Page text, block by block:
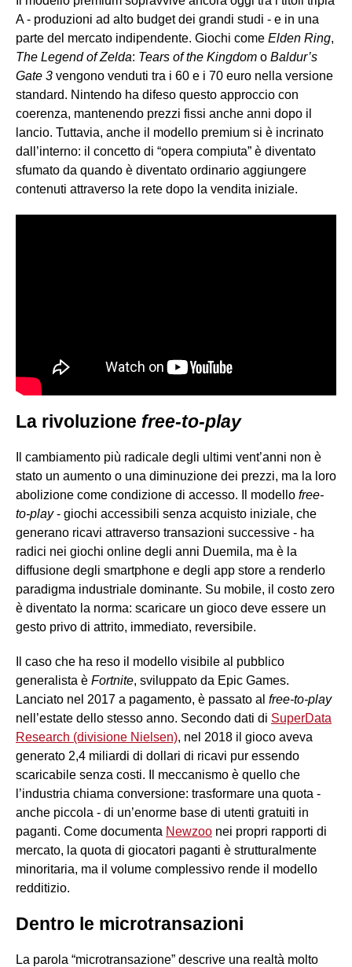
A - produzioni ad alto budget dei grandi studi - e in una
parte del mercato indipendente. Giochi come Elden Ring,
The Legend of Zelda: Tears of the Kingdom o Baldur’s
Gate 3 vengono venduti tra i 60 e i 70 euro nella versione
standard. Nintendo ha difeso questo approccio con
coerenza, mantenendo prezzi fissi anche anni dopo il
lancio. Tuttavia, anche il modello premium si è incrinato
dall’interno: il concetto di “opera compiuta” è diventato
sfumato da quando è diventato ordinario aggiungere
contenuti attraverso la rete dopo la vendita iniziale.
La rivoluzione free-to-play
Il cambiamento più radicale degli ultimi vent’anni non è
stato un aumento o una diminuzione dei prezzi, ma la loro
abolizione come condizione di accesso. Il modello free-
to-play- giochi accessibili senza acquisto iniziale, che
generano ricavi attraverso transazioni successive - ha
radici nei giochi online degli anni Duemila, ma è la
diffusione degli smartphone e degli app store a renderlo
paradigma industriale dominante. Su mobile, il costo zero
è diventato la norma: scaricare un gioco deve essere un
gesto privo di attrito, immediato, reversibile.
Il caso che ha reso il modello visibile al pubblico
generalista è Fortnite, sviluppato da Epic Games.
Lanciato nel 2017 a pagamento, è passato al free-to-play
nell’estate dello stesso anno. Secondo dati di SuperData
Research (divisione Nielsen), nel 2018 il gioco aveva
generato 2,4 miliardi di dollari di ricavi pur essendo
scaricabile senza costi. Il meccanismo è quello che
l’industria chiama conversione: trasformare una quota -
anche piccola - di un’enorme base di utenti gratuiti in
paganti. Come documenta Newzoo nei propri rapporti di
mercato, la quota di giocatori paganti è strutturalmente
minoritaria, ma il volume complessivo rende il modello
redditizio.
Dentro le microtransazioni
La parola “microtransazione” descrive una realtà molto